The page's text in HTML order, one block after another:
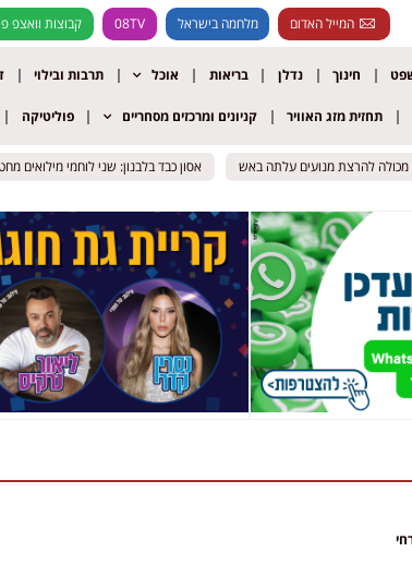
המייל האדום מלחמה בישראל 08TV קבוצות וואצפ
חינוך נדלן בריאות אוכל תרבות ובילוי
תחזית מזג האוויר קניונים ומרכזים מסחריים פוליטיקה
להרצת מנועים עלתה באש אסון כבד בלבנון: שני לוחמי מילואים מחטיבה 55 נפלו, ארבעה נוספים להרצת מנועים עלתה באש אסון כבד בלבנון: שני לוחמי מילואים מחטיבה 55 נפלו, ארבעה נוספים